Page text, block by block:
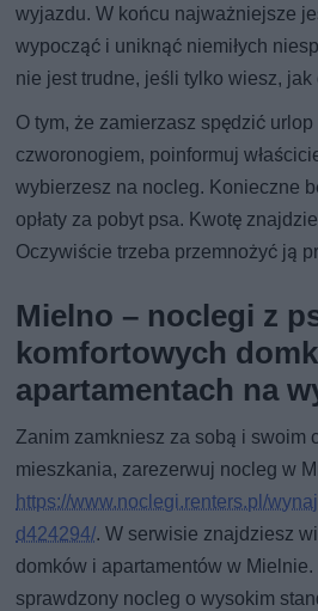
wyjazdu. W końcu najważniejsze
wypocząć i uniknąć niemiłych
nie jest trudne, jeśli tylko wiesz, jak
O tym, że zamierzasz spędzić
czworonogiem, poinformuj
wybierzesz na nocleg. Konieczne
opłaty za pobyt psa. Kwotę
Oczywiście trzeba przemnożyć ją
Mielno – noclegi z
komfortowych
apartamentach na
Zanim zamkniesz za sobą i swoim
mieszkania, zarezerwuj nocleg w
https://www.noclegi.renters.pl/
d424294/. W serwisie znajdziesz
domków i apartamentów w
sprawdzony nocleg o wysokim